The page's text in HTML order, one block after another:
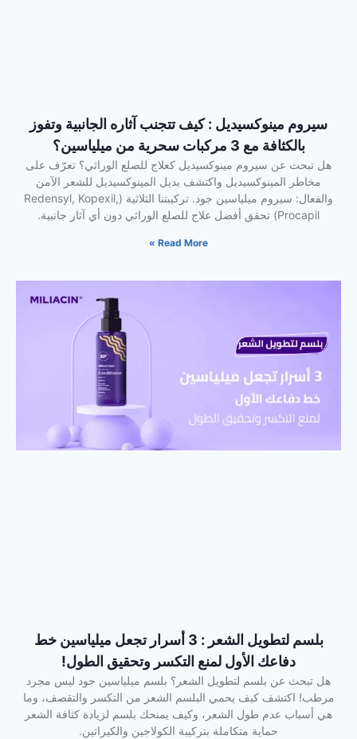
سيروم مينوكسيديل : كيف تتجنب آثاره الجانبية وتفوز
بالكثافة مع 3 مركبات سحرية من ميلياسين؟
هل تبحث عن سيروم مينوكسيديل كعلاج للصلع الوراثي؟ تعرّف على
مخاطر المينوكسيديل واكتشف بديل المينوكسيديل للشعر الآمن
والفعال: سيروم ميلياسين جود. تركيبتنا الثلاثية (Redensyl, Kopexil,
Procapil) تحقق أفضل علاج للصلع الوراثي دون أي آثار جانبية.
Read More »
بلسم لتطويل الشعر : 3 أسرار تجعل ميلياسين خط
دفاعك الأول لمنع التكسر وتحقيق الطول!
هل تبحث عن بلسم لتطويل الشعر؟ بلسم ميلياسين جود ليس مجرد
مرطب! اكتشف كيف يحمي البلسم الشعر من التكسر والتقصف، وما
هي أسباب عدم طول الشعر، وكيف يمنحك بلسم لزيادة كثافة الشعر
حماية متكاملة بتركيبة الكولاجين والكيراتين.